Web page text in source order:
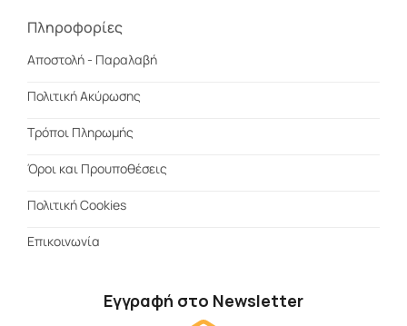
Πληροφορίες
Αποστολή - Παραλαβή
Πολιτική Ακύρωσης
Τρόποι Πληρωμής
Όροι και Προυποθέσεις
Πολιτική Cookies
Επικοινωνία
Εγγραφή στο Newsletter